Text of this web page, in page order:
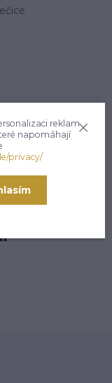
reklam
napomáhají
privacy/